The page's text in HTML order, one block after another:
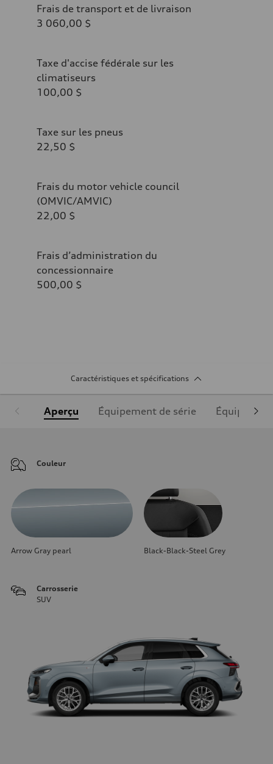
Frais de transport et de livraison
3 060,00 $
Taxe d'accise fédérale sur les
climatiseurs
100,00 $
Taxe sur les pneus
22,50 $
Frais du motor vehicle council
(OMVIC/AMVIC)
22,00 $
Frais d’administration du
concessionnaire
500,00 $
Caractéristiques et spécifications
Aperçu Équipement de série
Couleur
Arrow Gray pearl Black-Black-Steel Grey
Carrosserie
SUV